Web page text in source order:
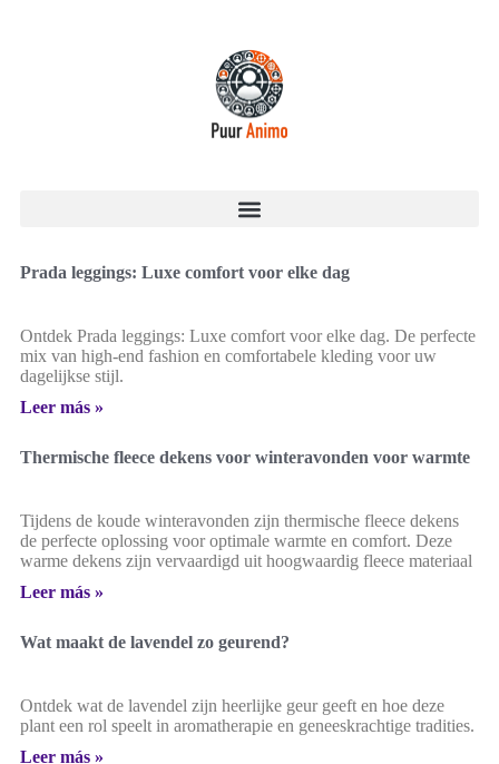
Prada leggings: Luxe comfort voor elke dag
Ontdek Prada leggings: Luxe comfort voor elke dag. De perfecte
mix van high-end fashion en comfortabele kleding voor uw
dagelijkse stijl.
Leer más »
Thermische fleece dekens voor winteravonden voor warmte
Tijdens de koude winteravonden zijn thermische fleece dekens
de perfecte oplossing voor optimale warmte en comfort. Deze
warme dekens zijn vervaardigd uit hoogwaardig fleece materiaal
Leer más »
Wat maakt de lavendel zo geurend?
Ontdek wat de lavendel zijn heerlijke geur geeft en hoe deze
plant een rol speelt in aromatherapie en geneeskrachtige tradities.
Leer más »